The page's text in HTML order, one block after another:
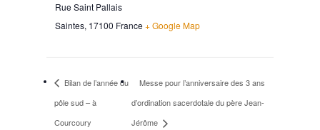
Rue Saint Pallais
Saintes, 17100 France + Google Map
Bilan de l’année du
pôle sud – à
Courcoury
Messe pour l’anniversaire des 3 ans
d’ordination sacerdotale du père Jean-
Jérôme